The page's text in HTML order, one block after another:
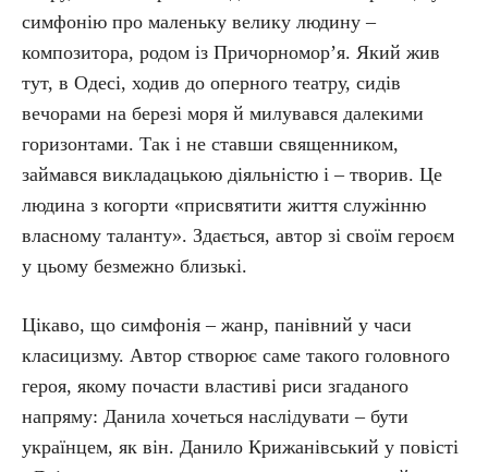
симфонію про маленьку велику людину –
композитора, родом із Причорномор’я. Який жив
тут, в Одесі, ходив до оперного театру, сидів
вечорами на березі моря й милувався далекими
горизонтами. Так і не ставши священником,
займався викладацькою діяльністю і – творив. Це
людина з когорти «присвятити життя служінню
власному таланту». Здається, автор зі своїм героєм
у цьому безмежно близькі.
Цікаво, що симфонія – жанр, панівний у часи
класицизму. Автор створює саме такого головного
героя, якому почасти властиві риси згаданого
напряму: Данила хочеться наслідувати – бути
українцем, як він. Данило Крижанівський у повісті